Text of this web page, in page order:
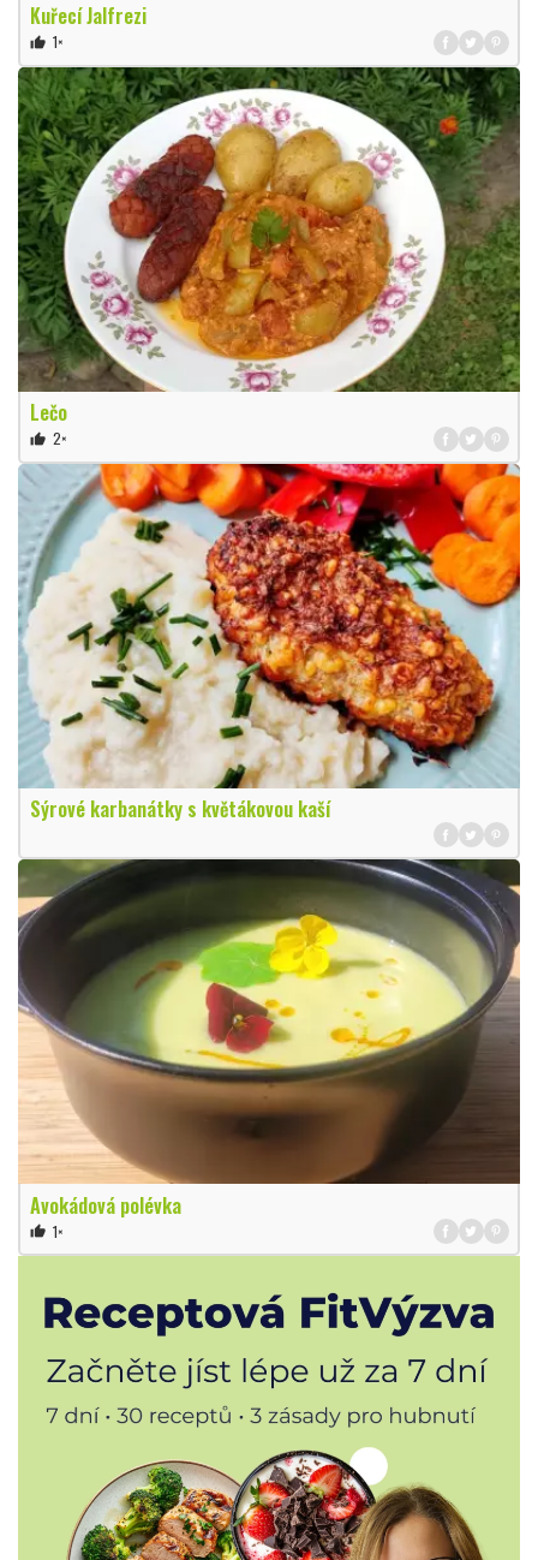
Kuřecí Jalfrezi
thumb_up 1×
Lečo
thumb_up 2×
Sýrové karbanátky s květákovou kaší
Avokádová polévka
thumb_up 1×